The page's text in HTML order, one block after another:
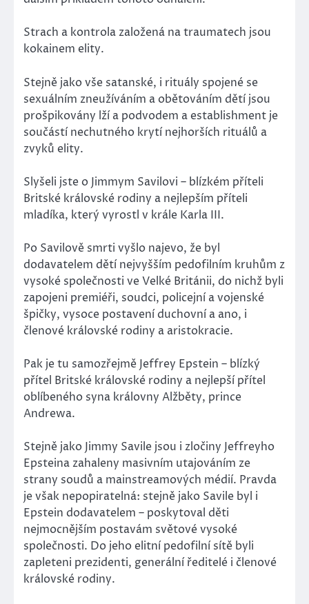
Strach a kontrola založená na traumatech jsou
kokainem elity.
Stejně jako vše satanské, i rituály spojené se
sexuálním zneužíváním a obětováním dětí jsou
prošpikovány lží a podvodem a establishment je
součástí nechutného krytí nejhorších rituálů a
zvyků elity.
Slyšeli jste o Jimmym Savilovi – blízkém příteli
Britské královské rodiny a nejlepším příteli
mladíka, který vyrostl v krále Karla III.
Po Savilově smrti vyšlo najevo, že byl
dodavatelem dětí nejvyšším pedofilním kruhům z
vysoké společnosti ve Velké Británii, do nichž byli
zapojeni premiéři, soudci, policejní a vojenské
špičky, vysoce postavení duchovní a ano, i
členové královské rodiny a aristokracie.
Pak je tu samozřejmě Jeffrey Epstein – blízký
přítel Britské královské rodiny a nejlepší přítel
oblíbeného syna královny Alžběty, prince
Andrewa.
Stejně jako Jimmy Savile jsou i zločiny Jeffreyho
Epsteina zahaleny masivním utajováním ze
strany soudů a mainstreamových médií. Pravda
je však nepopiratelná: stejně jako Savile byl i
Epstein dodavatelem – poskytoval děti
nejmocnějším postavám světové vysoké
společnosti. Do jeho elitní pedofilní sítě byli
zapleteni prezidenti, generální ředitelé i členové
královské rodiny.